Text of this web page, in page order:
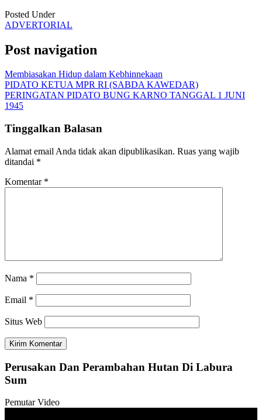
Posted Under
ADVERTORIAL
Post navigation
Membiasakan Hidup dalam Kebhinnekaan
PIDATO KETUA MPR RI (SABDA KAWEDAR)
PERINGATAN PIDATO BUNG KARNO TANGGAL 1 JUNI
1945
Tinggalkan Balasan
Alamat email Anda tidak akan dipublikasikan. Ruas yang wajib
ditandai *
Komentar *
Nama *
Email *
Situs Web
Perusakan Dan Perambahan Hutan Di Labura
Sum
Pemutar Video